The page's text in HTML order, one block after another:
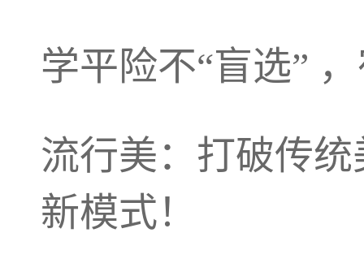
学平险不“盲选”
流行美：打破传
新模式！